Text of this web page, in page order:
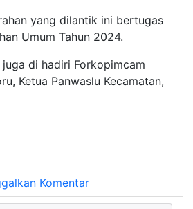
yang dilantik ini bertugas
Umum Tahun 2024.
di hadiri Forkopimcam
Ketua Panwaslu Kecamatan,
Komentar